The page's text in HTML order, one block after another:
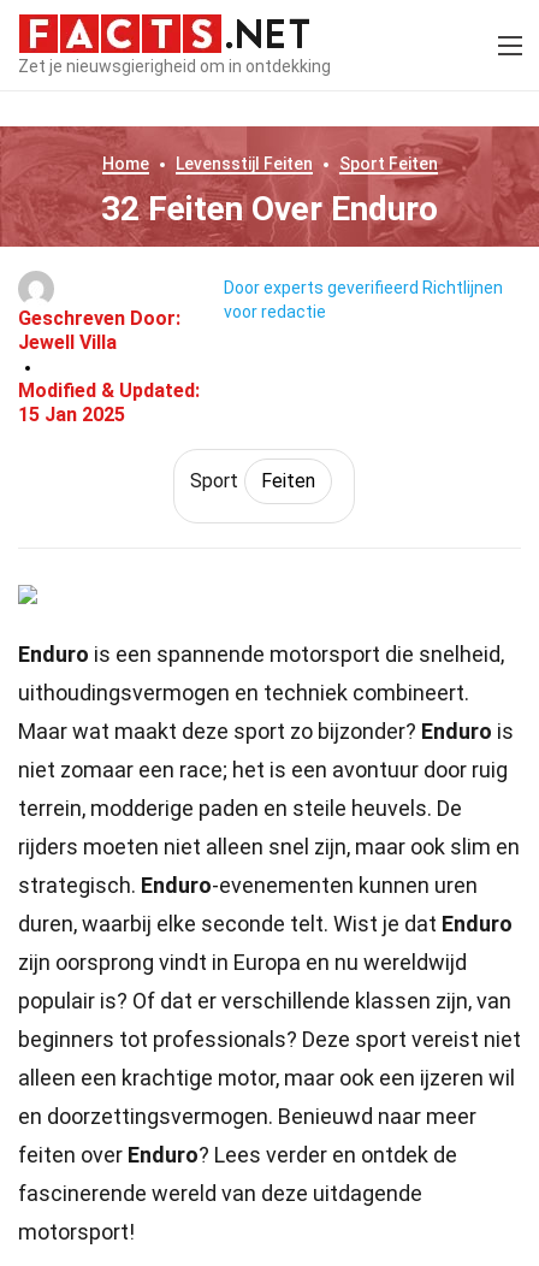
Zet je nieuwsgierigheid om in ontdekking
Home Levensstijl Feiten Sport Feiten
32 Feiten Over Enduro
Geschreven Door:
Jewell Villa
Modified & Updated:
15 Jan 2025
Door experts geverifieerd Richtlijnen
voor redactie
Sport Feiten
Enduro is een spannende motorsport die snelheid,
uithoudingsvermogen en techniek combineert.
Maar wat maakt deze sport zo bijzonder? Enduro is
niet zomaar een race; het is een avontuur door ruig
terrein, modderige paden en steile heuvels. De
rijders moeten niet alleen snel zijn, maar ook slim en
strategisch. Enduro-evenementen kunnen uren
duren, waarbij elke seconde telt. Wist je dat Enduro
zijn oorsprong vindt in Europa en nu wereldwijd
populair is? Of dat er verschillende klassen zijn, van
beginners tot professionals? Deze sport vereist niet
alleen een krachtige motor, maar ook een ijzeren wil
en doorzettingsvermogen. Benieuwd naar meer
feiten over Enduro? Lees verder en ontdek de
fascinerende wereld van deze uitdagende
motorsport!